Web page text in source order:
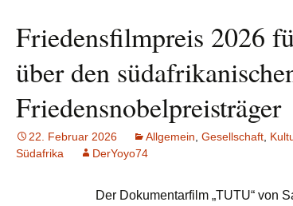
Friedensfilmpreis 2026
über den
Friedensnobelpreisträger
22. Februar 2026 Allgemein Gesellschaft
Südafrika
DerYoyo74
Der Dokumentarfilm „TUTU“ von